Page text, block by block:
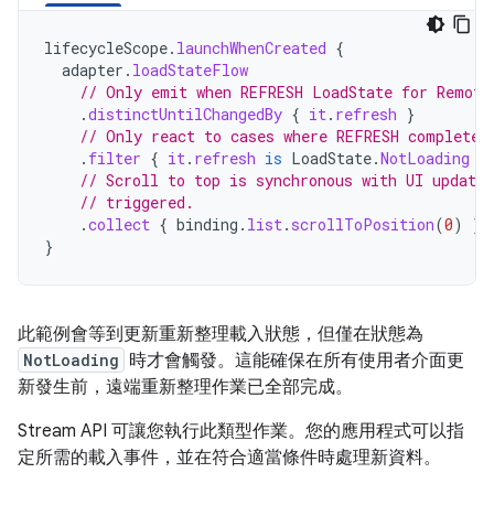
lifecycleScope. launchWhenCreated {
adapter . loadStateFlow
// Only emit when REFRESH LoadState for
.distinctUntilChangedBy { it. refresh }
// Only react to cases where REFRESH
. filter { it. refresh is LoadState.NotLoading
// Scroll to top is synchronous with UI
// triggered.
.collect { binding . list. scrollToPosition(0)
}
}
此範例會等到更新重新整理載入狀態，但僅在狀態為
NotLoading 時才會觸發。這能確保在所有使用者介面更
新發生前，遠端重新整理作業已全部完成。
Stream API 可讓您執行此類型作業。您的應用程式可以指
定所需的載入事件，並在符合適當條件時處理新資料。